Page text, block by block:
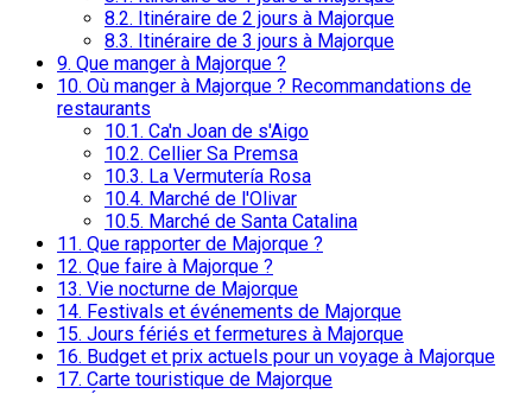
8.2. Itinéraire de 2 jours à Majorque
8.3. Itinéraire de 3 jours à Majorque
9. Que manger à Majorque ?
10. Où manger à Majorque ? Recommandations de
restaurants
10.1. Ca'n Joan de s'Aigo
10.2. Cellier Sa Premsa
10.3. La Vermutería Rosa
10.4. Marché de l'Olivar
10.5. Marché de Santa Catalina
11. Que rapporter de Majorque ?
12. Que faire à Majorque ?
13. Vie nocturne de Majorque
14. Festivals et événements de Majorque
15. Jours fériés et fermetures à Majorque
16. Budget et prix actuels pour un voyage à Majorque
17. Carte touristique de Majorque